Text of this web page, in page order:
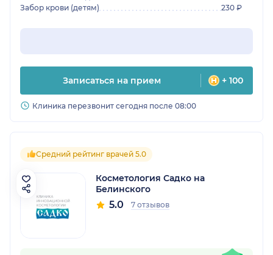
Забор крови (детям)
230 ₽
Записаться на прием + 100
Клиника перезвонит сегодня после 08:00
Средний рейтинг врачей 5.0
Косметология Садко на
Белинского
5.0 7 отзывов